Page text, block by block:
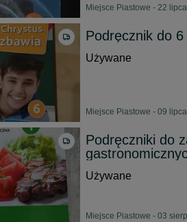
Miejsce Piastowe - 22
Podręcznik do 6
Używane
Miejsce Piastowe - 09
Podręczniki do
Używane
Miejsce Piastowe - 03